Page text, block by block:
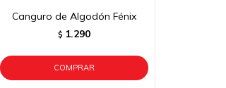
Canguro de Algodón Fénix
$ 1.290